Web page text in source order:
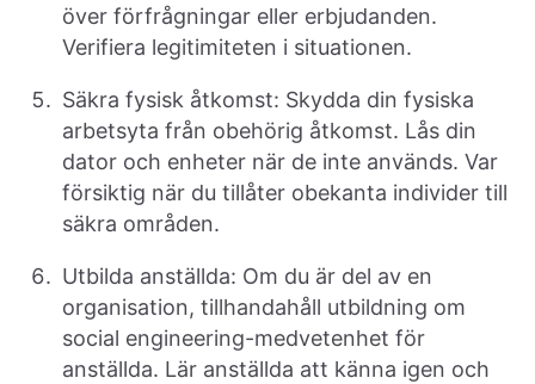
över förfrågningar eller erbjudanden.
Verifiera legitimiteten i situationen.
Säkra fysisk åtkomst: Skydda din fysiska
arbetsyta från obehörig åtkomst. Lås din
dator och enheter när de inte används. Var
försiktig när du tillåter obekanta individer till
säkra områden.
Utbilda anställda: Om du är del av en
organisation, tillhandahåll utbildning om
social engineering-medvetenhet för
anställda. Lär anställda att känna igen och